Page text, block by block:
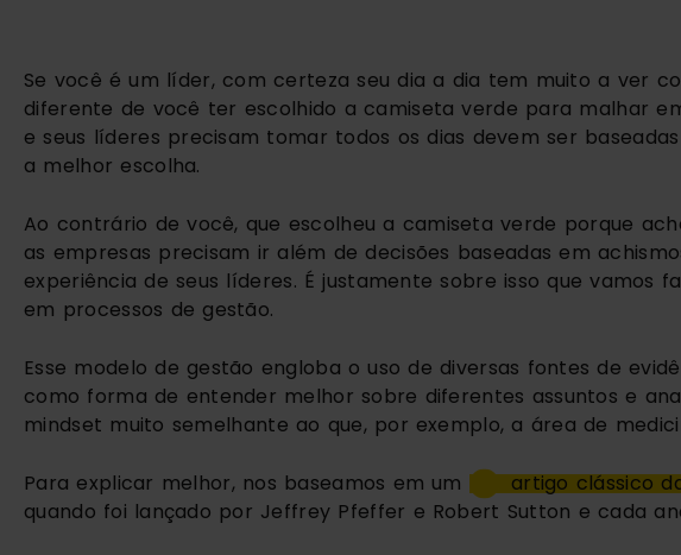
Se você é um líder, com certeza seu dia a dia tem muito a ver
diferente de você ter escolhido a camiseta verde para malhar
e seus líderes precisam tomar todos os dias devem ser
a melhor escolha.
Ao contrário de você, que escolheu a camiseta verde porque
as empresas precisam ir além de decisões baseadas em
experiência de seus líderes. É justamente sobre isso que vamos
em processos de gestão.
Esse modelo de gestão engloba o uso de diversas fontes de
como forma de entender melhor sobre diferentes assuntos e
mindset muito semelhante ao que, por exemplo, a área de
Para explicar melhor, nos baseamos em um artigo clássico
quando foi lançado por Jeffrey Pfeffer e Robert Sutton e cada